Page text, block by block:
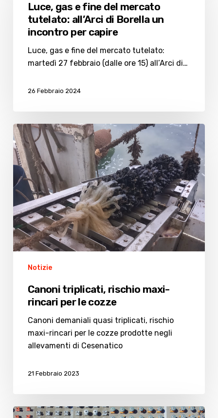
mercato
tutelato:
all’Arci
Borella
incontro
per
capire
Luce, gas e fine del mercato
tutelato: all’Arci di Borella un
incontro per capire
Luce, gas e fine del mercato tutelato:
martedì 27 febbraio (dalle ore 15) all’Arci di…
26 Febbraio 2024
Canoni
triplicati,
rischio
maxi-
rincari
per
le
cozze
Notizie
Canoni triplicati, rischio maxi-
rincari per le cozze
Canoni demaniali quasi triplicati, rischio
maxi-rincari per le cozze prodotte negli
allevamenti di Cesenatico
21 Febbraio 2023
Salasso